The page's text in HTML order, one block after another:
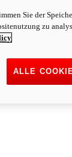
Sie der
zu
ALLE